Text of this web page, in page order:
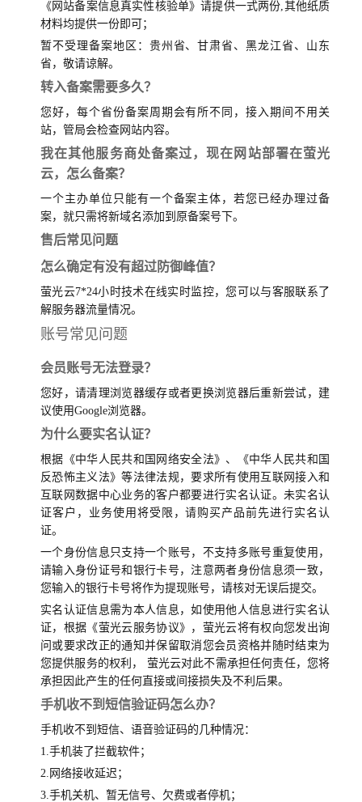
《网站备案信息真实性核验单》请提供一式两份,其他纸质
材料均提供一份即可；
暂不受理备案地区：贵州省、甘肃省、黑龙江省、山东
省，敬请谅解。
转入备案需要多久？
您好，每个省份备案周期会有所不同，接入期间不用关
站，管局会检查网站内容。
我在其他服务商处备案过，现在网站部署在萤光
云，怎么备案？
一个主办单位只能有一个备案主体，若您已经办理过备
案，就只需将新域名添加到原备案号下。
售后常见问题
怎么确定有没有超过防御峰值？
萤光云7*24小时技术在线实时监控，您可以与客服联系了
解服务器流量情况。
账号常见问题
会员账号无法登录？
您好，请清理浏览器缓存或者更换浏览器后重新尝试，建
议使用Google浏览器。
为什么要实名认证？
根据《中华人民共和国网络安全法》、《中华人民共和国
反恐怖主义法》等法律法规，要求所有使用互联网接入和
互联网数据中心业务的客户都要进行实名认证。未实名认
证客户，业务使用将受限，请购买产品前先进行实名认
证。
一个身份信息只支持一个账号，不支持多账号重复使用，
请输入身份证号和银行卡号，注意两者身份信息须一致，
您输入的银行卡号将作为提现账号，请核对无误后提交。
实名认证信息需为本人信息，如使用他人信息进行实名认
证，根据《萤光云服务协议》，萤光云将有权向您发出询
问或要求改正的通知并保留取消您会员资格并随时结束为
您提供服务的权利， 萤光云对此不需承担任何责任，您将
承担因此产生的任何直接或间接损失及不利后果。
手机收不到短信验证码怎么办？
手机收不到短信、语音验证码的几种情况：
1.手机装了拦截软件；
2.网络接收延迟；
3.手机关机、暂无信号、欠费或者停机；